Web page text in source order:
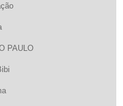
PAULO